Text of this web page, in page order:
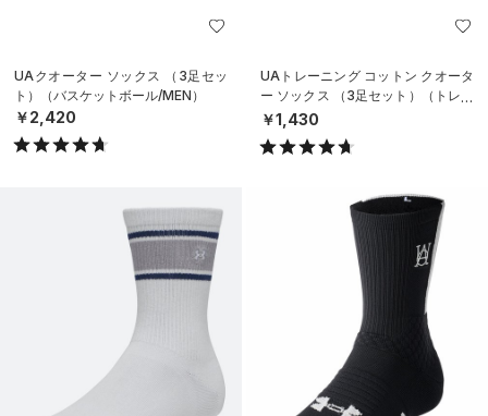
UAクオーター ソックス （3足セッ
ト）（バスケットボール/MEN）
￥2,420
UAトレーニング コットン クオータ
ー ソックス （3足セット）（トレー
ニング/UNISEX）
￥1,430